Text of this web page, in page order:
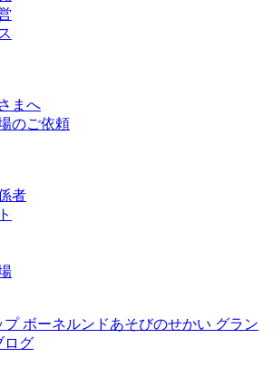
まへ
のご依頼
者
ボーネルンドあそびのせかい グラン
ログ